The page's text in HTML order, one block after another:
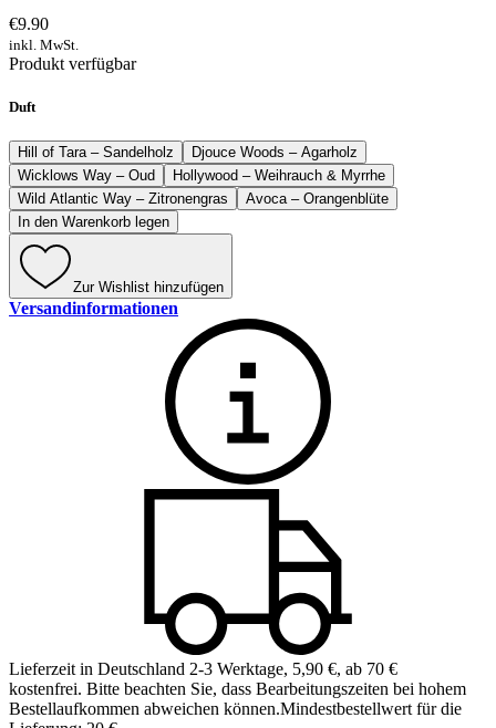
€9.90
inkl. MwSt.
Produkt verfügbar
Duft
Hill of Tara – Sandelholz
Djouce Woods – Agarholz
Wicklows Way – Oud
Hollywood – Weihrauch & Myrrhe
Wild Atlantic Way – Zitronengras
Avoca – Orangenblüte
In den Warenkorb legen
Zur Wishlist hinzufügen
Versandinformationen
Lieferzeit in Deutschland 2-3 Werktage, 5,90 €, ab 70 €
kostenfrei. Bitte beachten Sie, dass Bearbeitungszeiten bei hohem
Bestellaufkommen abweichen können.Mindestbestellwert für die